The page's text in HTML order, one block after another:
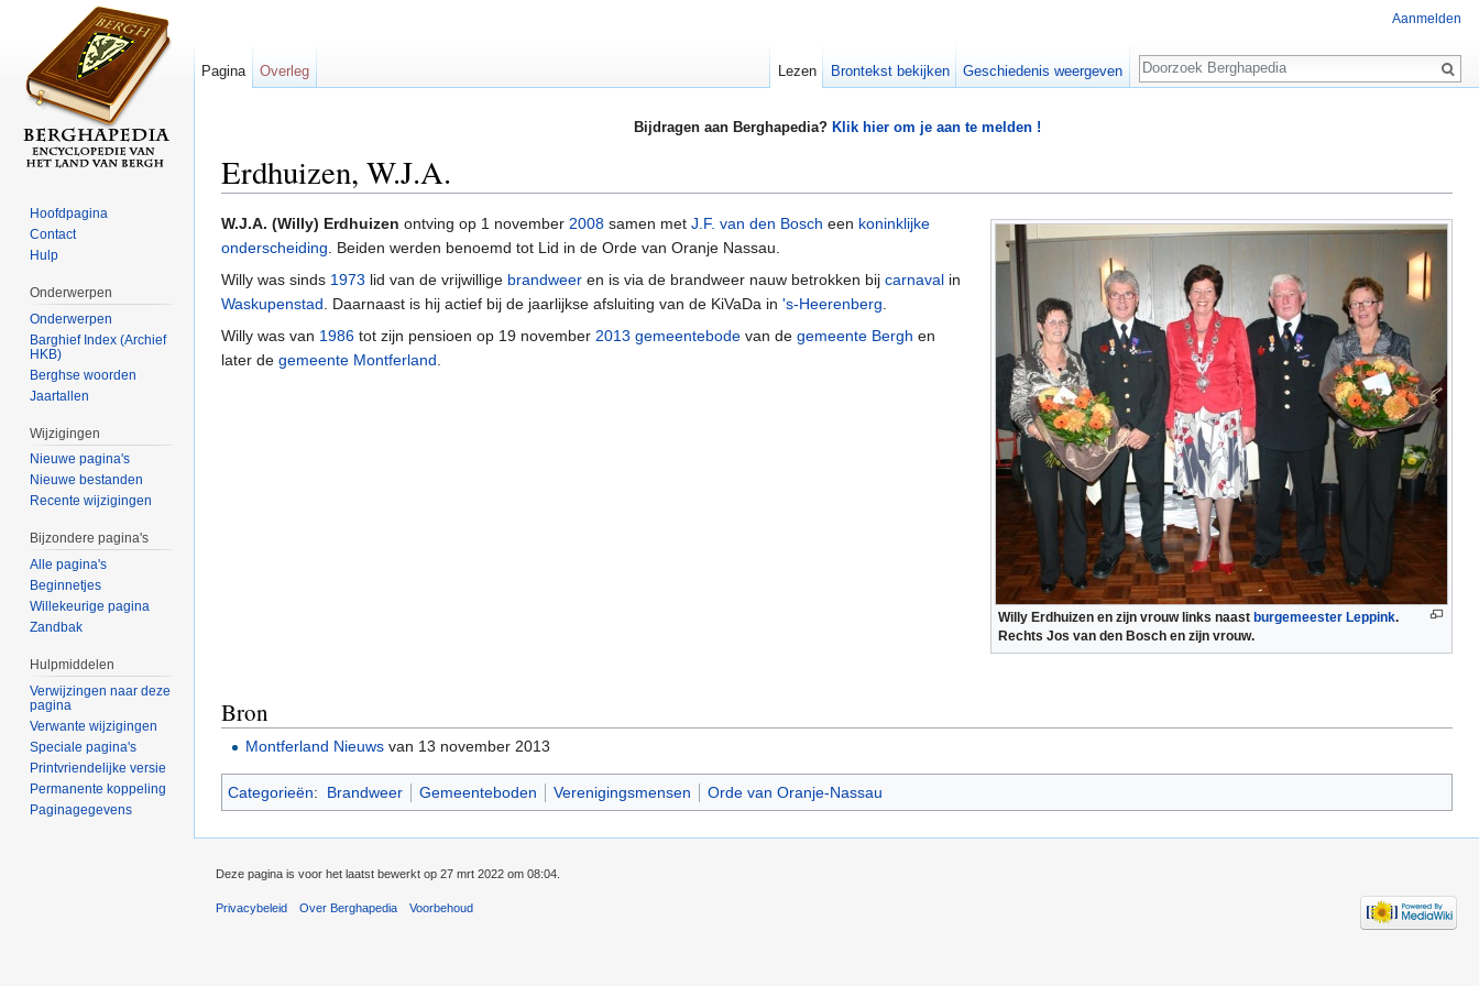
Bijdragen aan Berghapedia? Klik hier om je aan te melden !
Erdhuizen, W.J.A.
Willy Erdhuizen en zijn vrouw links naast burgemeester Leppink.
Rechts Jos van den Bosch en zijn vrouw.
W.J.A. (Willy) Erdhuizen ontving op 1 november 2008 samen met J.F. van den Bosch een koninklijke
onderscheiding. Beiden werden benoemd tot Lid in de Orde van Oranje Nassau.
Willy was sinds 1973 lid van de vrijwillige brandweer en is via de brandweer nauw betrokken bij carnaval in
Waskupenstad. Daarnaast is hij actief bij de jaarlijkse afsluiting van de KiVaDa in 's-Heerenberg.
Willy was van 1986 tot zijn pensioen op 19 november 2013 gemeentebode van de gemeente Bergh en
later de gemeente Montferland.
Bron
Montferland Nieuws van 13 november 2013
Categorieën: Brandweer Gemeenteboden Verenigingsmensen Orde van Oranje-Nassau
Aanmelden
Pagina Overleg Lezen Brontekst bekijken Geschiedenis weergeven
Zoeken
Hoofdpagina
Contact
Hulp
Onderwerpen
Onderwerpen
Barghief Index (Archief
HKB)
Berghse woorden
Jaartallen
Wijzigingen
Nieuwe pagina's
Nieuwe bestanden
Recente wijzigingen
Bijzondere pagina's
Alle pagina's
Beginnetjes
Willekeurige pagina
Zandbak
Hulpmiddelen
Verwijzingen naar deze
pagina
Verwante wijzigingen
Speciale pagina's
Printvriendelijke versie
Permanente koppeling
Paginagegevens
Deze pagina is voor het laatst bewerkt op 27 mrt 2022 om 08:04.
Privacybeleid Over Berghapedia Voorbehoud